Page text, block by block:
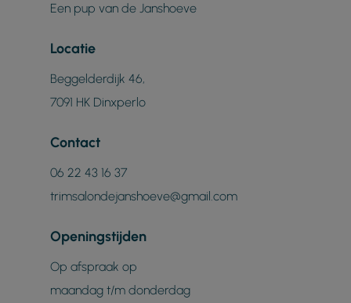
Een pup van de Janshoeve
Locatie
Beggelderdijk 46,
7091 HK Dinxperlo
Contact
06 22 43 16 37
trimsalondejanshoeve@gmail.com
Openingstijden
Op afspraak op
maandag t/m donderdag